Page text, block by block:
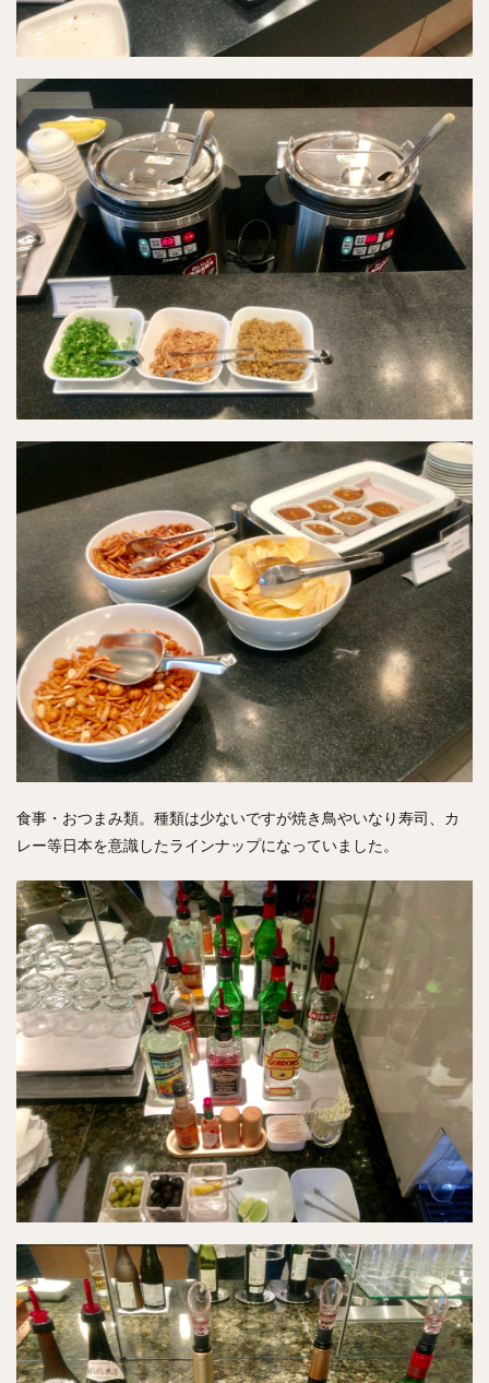
食事・おつまみ類。種類は少ないですが焼き鳥やいなり寿司、カ
レー等日本を意識したラインナップになっていました。